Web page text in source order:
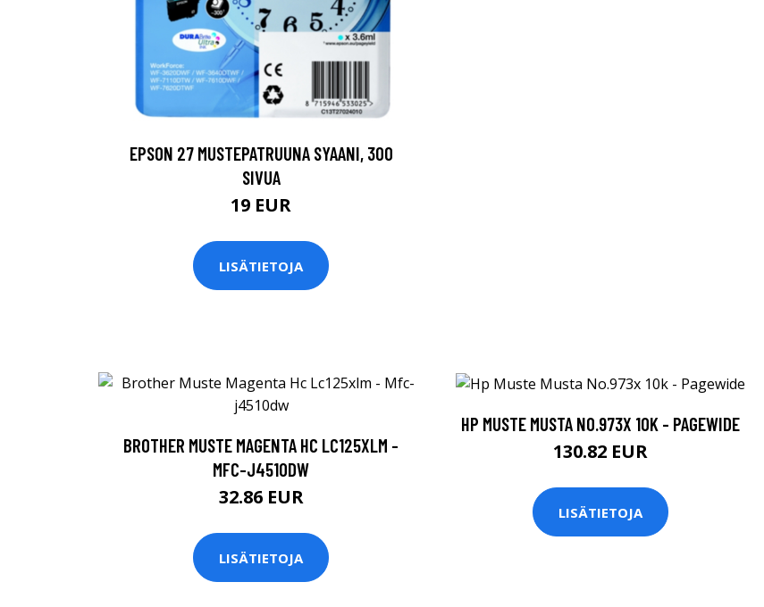
EPSON 27 MUSTEPATRUUNA SYAANI, 300
SIVUA
19 EUR
LISÄTIETOJA
BROTHER MUSTE MAGENTA HC LC125XLM -
MFC-J4510DW
32.86 EUR
LISÄTIETOJA
HP MUSTE MUSTA NO.973X 10K - PAGEWIDE
130.82 EUR
LISÄTIETOJA